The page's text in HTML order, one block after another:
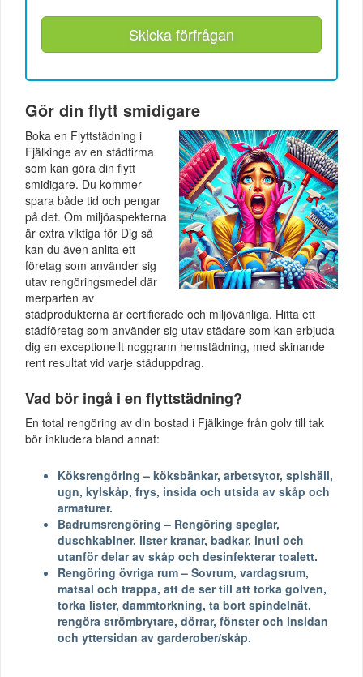
Skicka förfrågan
Gör din flytt smidigare
Boka en Flyttstädning i
Fjälkinge av en städfirma
som kan göra din flytt
smidigare. Du kommer
spara både tid och pengar
på det. Om miljöaspekterna
är extra viktiga för Dig så
kan du även anlita ett
företag som använder sig
utav rengöringsmedel där
merparten av
städprodukterna är certifierade och miljövänliga. Hitta ett
städföretag som använder sig utav städare som kan erbjuda
dig en exceptionellt noggrann hemstädning, med skinande
rent resultat vid varje städuppdrag.
Vad bör ingå i en flyttstädning?
En total rengöring av din bostad i Fjälkinge från golv till tak
bör inkludera bland annat:
Köksrengöring – köksbänkar, arbetsytor, spishäll,
ugn, kylskåp, frys, insida och utsida av skåp och
armaturer.
Badrumsrengöring – Rengöring speglar,
duschkabiner, lister kranar, badkar, inuti och
utanför delar av skåp och desinfekterar toalett.
Rengöring övriga rum – Sovrum, vardagsrum,
matsal och trappa, att de ser till att torka golven,
torka lister, dammtorkning, ta bort spindelnät,
rengöra strömbrytare, dörrar, fönster och insidan
och yttersidan av garderober/skåp.